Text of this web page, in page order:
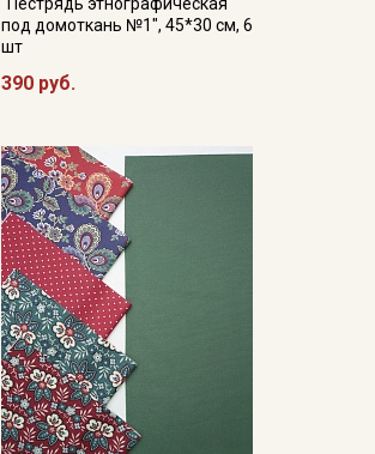
под домоткань №1", 45*30 см, 6
шт
390 руб.